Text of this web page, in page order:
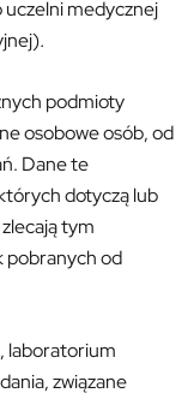
medycznej
.
podmioty
osobowe osób, od
Dane te
dotyczą lub
tym
pobranych od
laboratorium
związane